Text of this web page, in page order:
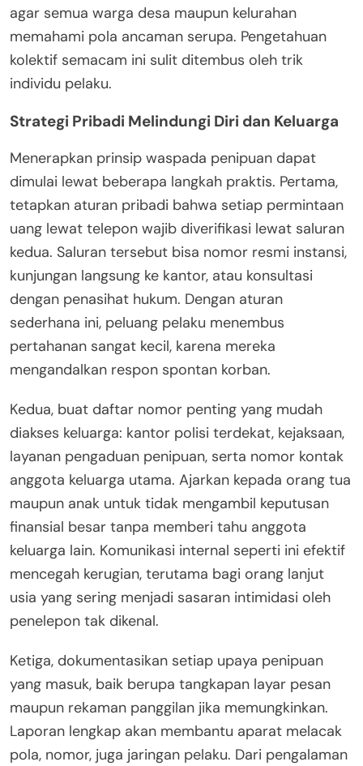
agar semua warga desa maupun kelurahan
memahami pola ancaman serupa. Pengetahuan
kolektif semacam ini sulit ditembus oleh trik
individu pelaku.
Strategi Pribadi Melindungi Diri dan Keluarga
Menerapkan prinsip waspada penipuan dapat
dimulai lewat beberapa langkah praktis. Pertama,
tetapkan aturan pribadi bahwa setiap permintaan
uang lewat telepon wajib diverifikasi lewat saluran
kedua. Saluran tersebut bisa nomor resmi instansi,
kunjungan langsung ke kantor, atau konsultasi
dengan penasihat hukum. Dengan aturan
sederhana ini, peluang pelaku menembus
pertahanan sangat kecil, karena mereka
mengandalkan respon spontan korban.
Kedua, buat daftar nomor penting yang mudah
diakses keluarga: kantor polisi terdekat, kejaksaan,
layanan pengaduan penipuan, serta nomor kontak
anggota keluarga utama. Ajarkan kepada orang tua
maupun anak untuk tidak mengambil keputusan
finansial besar tanpa memberi tahu anggota
keluarga lain. Komunikasi internal seperti ini efektif
mencegah kerugian, terutama bagi orang lanjut
usia yang sering menjadi sasaran intimidasi oleh
penelepon tak dikenal.
Ketiga, dokumentasikan setiap upaya penipuan
yang masuk, baik berupa tangkapan layar pesan
maupun rekaman panggilan jika memungkinkan.
Laporan lengkap akan membantu aparat melacak
pola, nomor, juga jaringan pelaku. Dari pengalaman